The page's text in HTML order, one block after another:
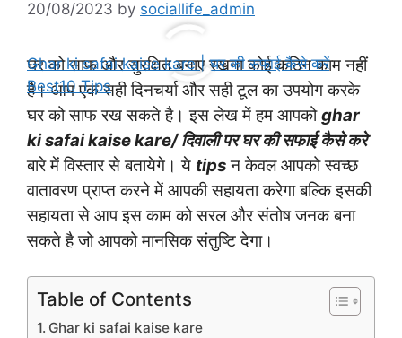
20/08/2023 by sociallife_admin
Ghar ki safai kaise kare | घर की सफाई कैसे करें
Best10 Tips
घर को साफ और सुरक्षित बनाए रखना कोई कठिन काम नहीं
है। आप एक सही दिनचर्या और सही टूल का उपयोग करके
घर को साफ रख सकते है। इस लेख में हम आपकोghar
ki safai kaise kare/ दिवाली पर घर की सफाई कैसे करे
बारे में विस्तार से बतायेगे। ये tipsन केवल आपको स्वच्छ
वातावरण प्राप्त करने में आपकी सहायता करेगा बल्कि इसकी
सहायता से आप इस काम को सरल और संतोष जनक बना
सकते है जो आपको मानसिक संतुष्टि देगा।
Table of Contents
Ghar ki safai kaise kare